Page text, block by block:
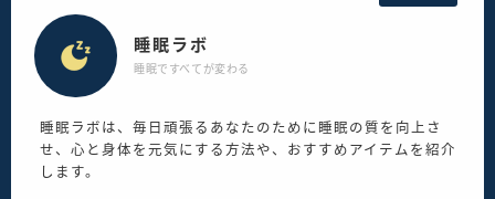
睡眠ラボ
睡眠ですべてが変わる
睡眠ラボは、毎日頑張るあなたのために睡眠の質を向上さ
せ、心と身体を元気にする方法や、おすすめアイテムを紹介
します。